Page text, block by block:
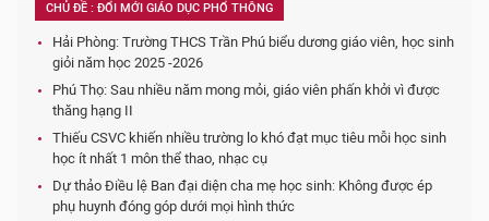
CHỦ ĐỀ : ĐỔI MỚI GIÁO DỤC PHỔ THÔNG
Hải Phòng: Trường THCS Trần Phú biểu dương giáo viên, học sinh
giỏi năm học 2025 -2026
Phú Thọ: Sau nhiều năm mong mỏi, giáo viên phấn khởi vì được
thăng hạng II
Thiếu CSVC khiến nhiều trường lo khó đạt mục tiêu mỗi học sinh
học ít nhất 1 môn thể thao, nhạc cụ
Dự thảo Điều lệ Ban đại diện cha mẹ học sinh: Không được ép
phụ huynh đóng góp dưới mọi hình thức